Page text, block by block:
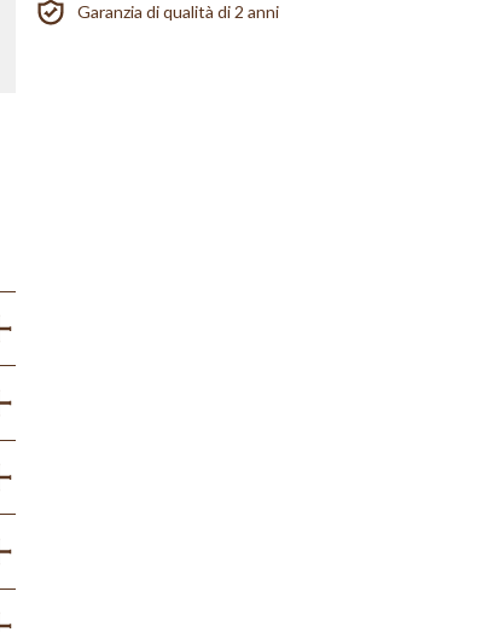
Garanzia di qualità di 2 anni